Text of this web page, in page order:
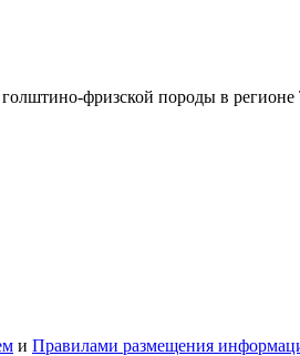
фризской породы в регионе
и Правилами размещения